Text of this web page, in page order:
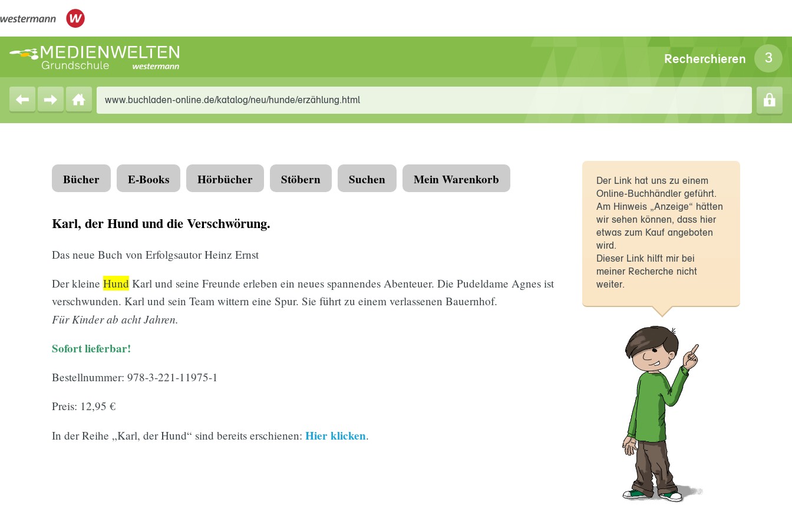
Recherchieren
www.buchladen-online.de/katalog/neu/hunde/erzählung.html
Bücher E-Books Hörbücher Stöbern Suchen Mein Warenkorb
Karl, der Hund und die Verschwörung.
Das neue Buch von Erfolgsautor Heinz Ernst
Der kleine Hund Karl und seine Freunde erleben ein neues spannendes Abenteuer. Die Pudeldame Agnes ist
verschwunden. Karl und sein Team wittern eine Spur. Sie führt zu einem verlassenen Bauernhof.
Für Kinder ab acht Jahren.
Sofort lieferbar!
Bestellnummer: 978-3-221-11975-1
Preis: 12,95 €
In der Reihe „Karl, der Hund“ sind bereits erschienen: Hier klicken.
Der Link hat uns zu einem
Online-Buchhändler geführt.
Am Hinweis „Anzeige“ hätten
wir sehen können, dass hier
etwas zum Kauf angeboten
wird.
Dieser Link hilft mir bei
meiner Recherche nicht
weiter.